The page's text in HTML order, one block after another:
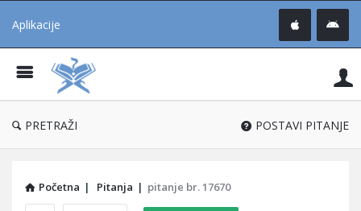
Aplikacije
®
PRETRAŽI POSTAVI PITANJE
Početna | Pitanja | pitanje br. 17670